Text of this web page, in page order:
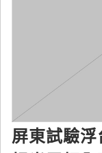
屏東試驗